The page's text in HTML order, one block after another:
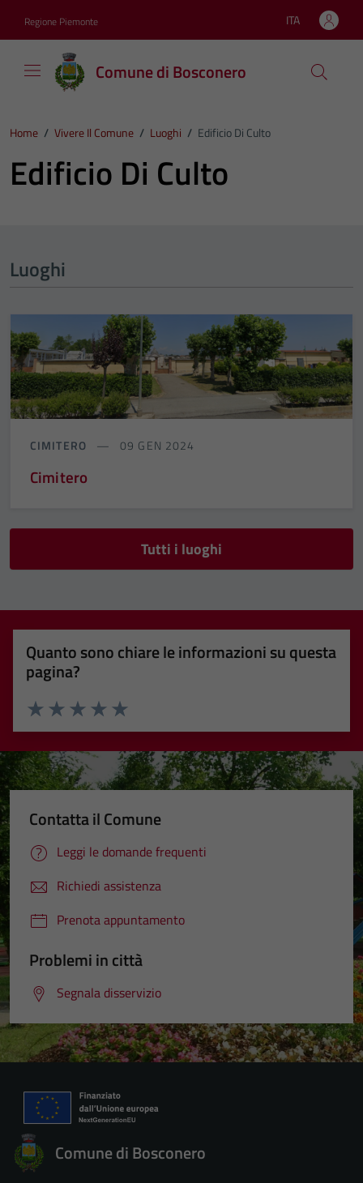
Regione Piemonte Lingua attiva:
ITA
Comune di Bosconero
Home / Vivere Il Comune / Luoghi / Edificio Di Culto
Edificio Di Culto
Luoghi
CIMITERO 09 GEN 2024
Cimitero
Tutti i luoghi
Quanto sono chiare le informazioni su questa
pagina?
Valuta 5 stelle su 5
Valuta 4 stelle su 5
Valuta 3 stelle su 5
Valuta 2 stelle su 5
Valuta 1 stelle su 5
Contatta il Comune
Leggi le domande frequenti
Richiedi assistenza
Prenota appuntamento
Problemi in città
Segnala disservizio
Comune di Bosconero